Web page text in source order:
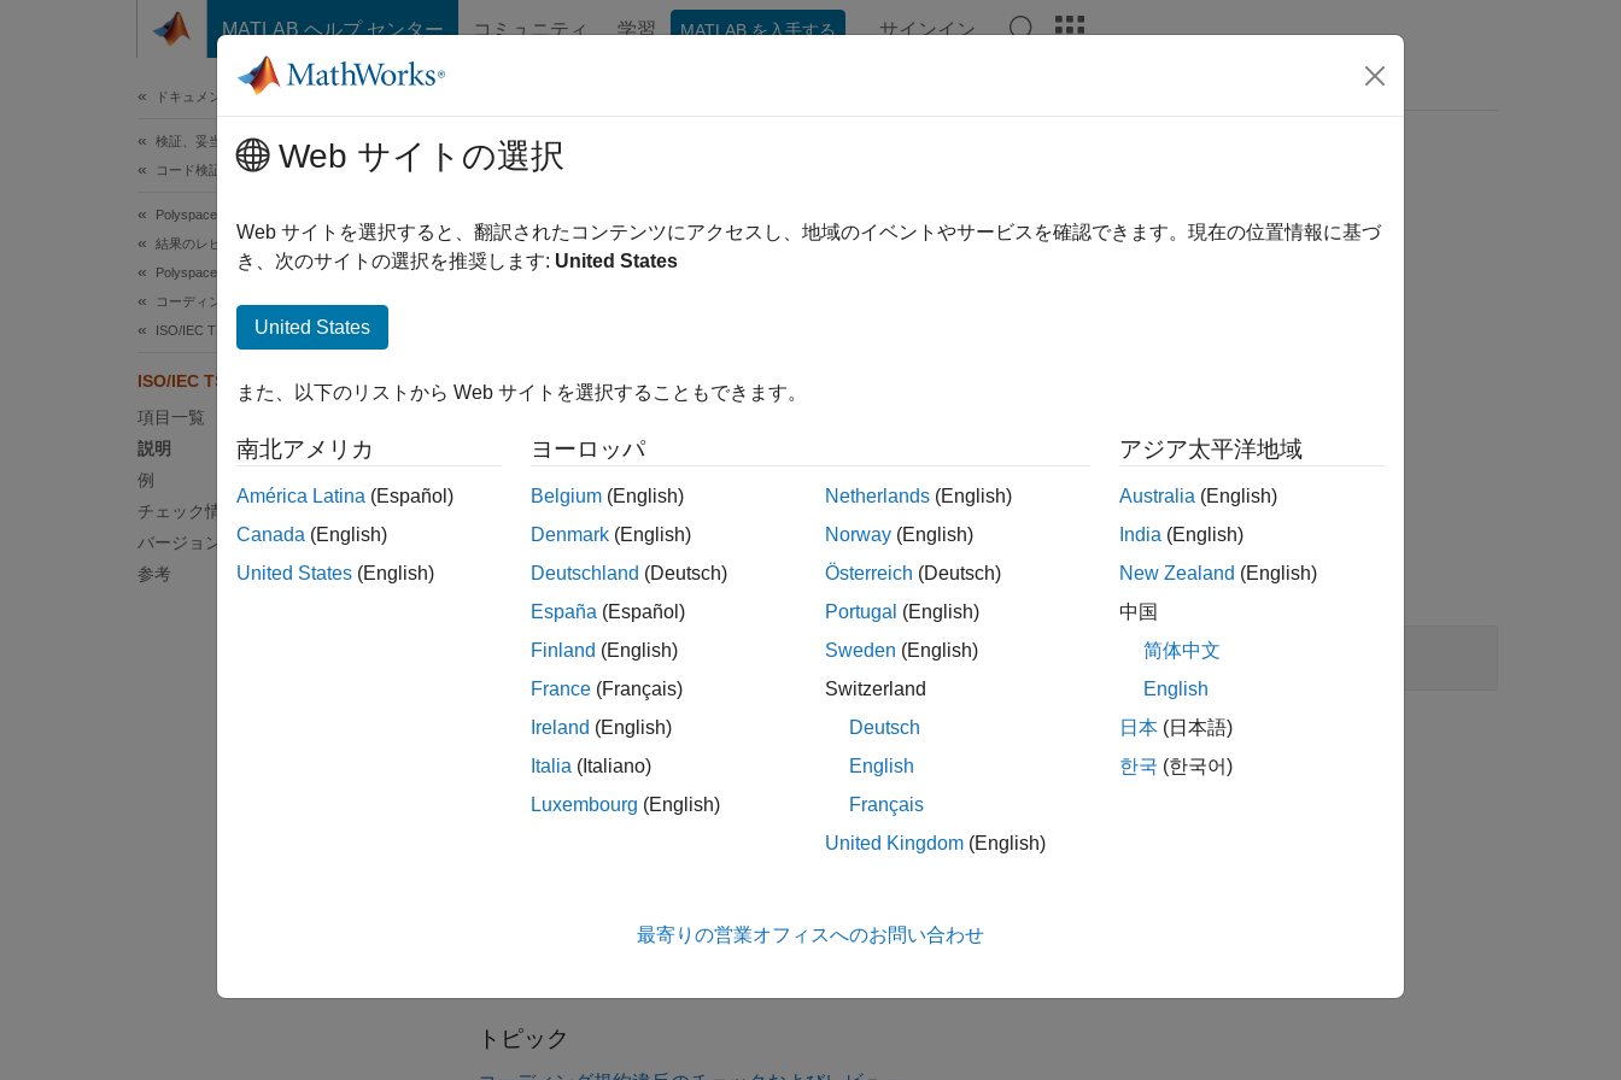
コンテンツへスキップ
MATLAB ヘルプ センター コミュニティ 学習 MATLAB を入手する サインイン
ドキュメンテーションのホーム
検証、妥当性確認、テスト
コード検証
Polyspace Bug Finder
結果のレビューとレポート生成
Polyspace Bug Finder の結果
コーディング規約
ISO/IEC TS 17961 ルール
ISO/IEC TS 17961 [resident]
項目一覧
説明
例
チェック情報
バージョン履歴
参考
MATLAB Answers
ISO/IEC TS 17961 [resident]
Using identifiers that are reserved for the implementation
このチェッカーは、予約された識別子またはマクロ名の宣言をチェックします。
すべて展開する
予約された識別子またはマクロ名の宣言
チェック情報
バージョン履歴
トピック
Web サイトの選択
Web サイトを選択すると、翻訳されたコンテンツにアクセスし、地域のイベントやサービスを確認できます。現在の位置情報に基づ
き、次のサイトの選択を推奨します: United States
United States
また、以下のリストから Web サイトを選択することもできます。
南北アメリカ
América Latina (Español)
Canada (English)
United States (English)
ヨーロッパ
Belgium (English)
Denmark (English)
Deutschland (Deutsch)
España (Español)
Finland (English)
France (Français)
Ireland (English)
Italia (Italiano)
Luxembourg (English)
Netherlands (English)
Norway (English)
Österreich (Deutsch)
Portugal (English)
Sweden (English)
Switzerland
Deutsch
English
Français
United Kingdom (English)
アジア太平洋地域
Australia (English)
India (English)
New Zealand (English)
中国
简体中文
English
日本 (日本語)
한국 (한국어)
最寄りの営業オフィスへのお問い合わせ